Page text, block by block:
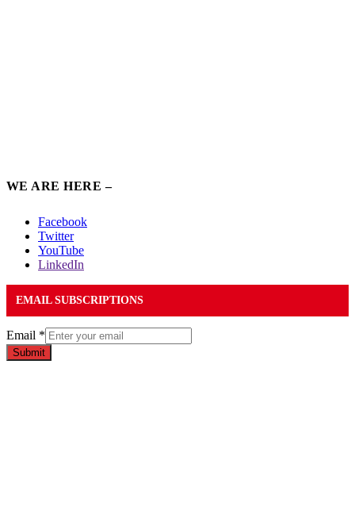
WE ARE HERE –
Facebook
Twitter
YouTube
LinkedIn
EMAIL SUBSCRIPTIONS
Email *
Submit